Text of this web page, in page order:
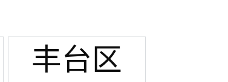
丰台区